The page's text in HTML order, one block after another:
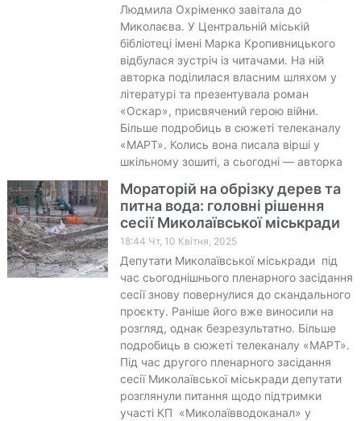
Людмила Охріменко завітала до
Миколаєва. У Центральній міській
бібліотеці імені Марка Кропивницького
відбулася зустріч із читачами. На ній
авторка поділилася власним шляхом у
літературі та презентувала роман
«Оскар», присвячений герою війни.
Більше подробиць в сюжеті телеканалу
«МАРТ». Колись вона писала вірші у
шкільному зошиті, а сьогодні — авторка
Мораторій на обрізку дерев та
питна вода: головні рішення
сесії Миколаївської міськради
18:44 Чт, 10 Квітня, 2025
Депутати Миколаївської міськради під
час сьогоднішнього пленарного засідання
сесії знову повернулися до скандального
проєкту. Раніше його вже виносили на
розгляд, однак безрезультатно. Більше
подробиць в сюжеті телеканалу «МАРТ».
Під час другого пленарного засідання
сесії Миколаївської міськради депутати
розглянули питання щодо підтримки
участі КП «Миколаївводоканал» у